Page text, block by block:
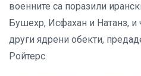
военните са поразили
Бушехр, Исфахан и Натанз, и
други ядрени обекти,
Ройтерс.